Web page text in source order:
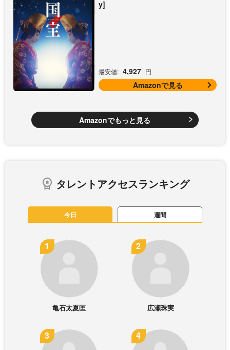
y]
最安値: 4,927 円
Amazonで見る
Amazonでもっと見る
タレントアクセスランキング
今日 週間
亀石太夏匡 広瀬珠実